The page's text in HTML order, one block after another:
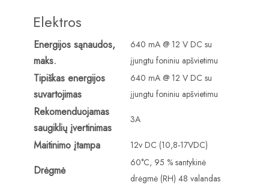
Elektros
Energijos sąnaudos,
maks.
640 mA @ 12 V DC su
įjungtu foniniu apšvietimu
Tipiškas energijos
suvartojimas
640 mA @ 12 V DC su
įjungtu foniniu apšvietimu
Rekomenduojamas
saugiklių įvertinimas
3A
Maitinimo įtampa 12v DC (10,8-17VDC)
Drėgmė
60°C, 95 % santykinė
drėgmė (RH) 48 valandas